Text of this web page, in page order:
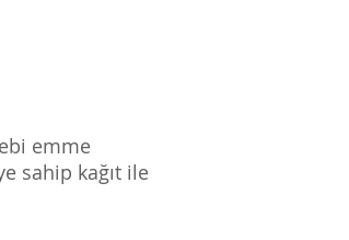
emme
sahip kağıt ile